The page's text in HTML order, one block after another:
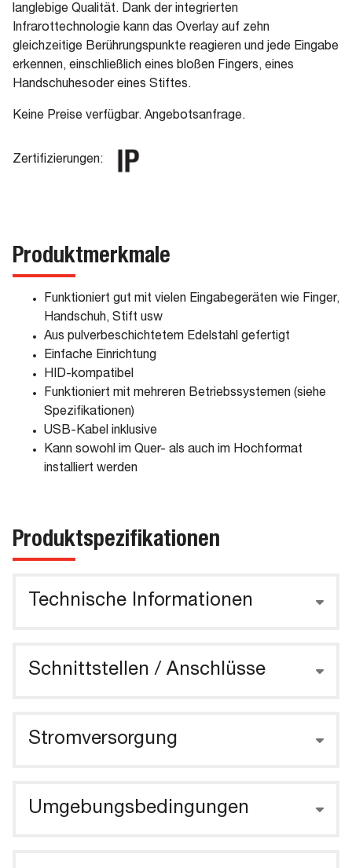
langlebige Qualität. Dank der integrierten
Infrarottechnologie kann das Overlay auf zehn
gleichzeitige Berührungspunkte reagieren und jede Eingabe
erkennen, einschließlich eines bloßen Fingers, eines
Handschuhesoder eines Stiftes.
Keine Preise verfügbar. Angebotsanfrage.
Zertifizierungen:
Produktmerkmale
Funktioniert gut mit vielen Eingabegeräten wie Finger,
Handschuh, Stift usw
Aus pulverbeschichtetem Edelstahl gefertigt
Einfache Einrichtung
HID-kompatibel
Funktioniert mit mehreren Betriebssystemen (siehe
Spezifikationen)
USB-Kabel inklusive
Kann sowohl im Quer- als auch im Hochformat
installiert werden
Produktspezifikationen
Technische Informationen
Schnittstellen / Anschlüsse
Stromversorgung
Umgebungsbedingungen